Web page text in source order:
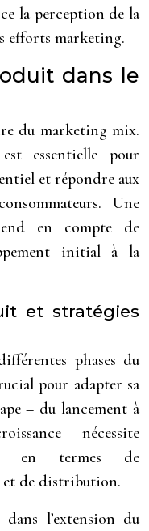
la perception de la
efforts marketing.
dans le
du marketing mix.
essentielle pour
et répondre aux
Une
en compte de
initial à la
et stratégies
phases du
pour adapter sa
– du lancement à
– nécessite
en termes de
de distribution.
l’extension du